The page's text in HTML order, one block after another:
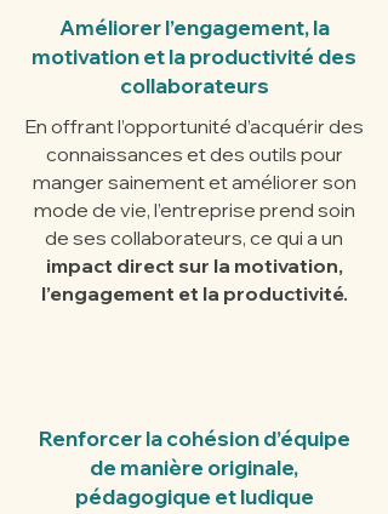
Améliorer l’engagement, la
motivation et la productivité des
collaborateurs
En offrant l’opportunité d’acquérir des
connaissances et des outils pour
manger sainement et améliorer son
mode de vie, l’entreprise prend soin
de ses collaborateurs, ce qui a un
impact direct sur la motivation,
l’engagement et la productivité.
Renforcer la cohésion d’équipe
de manière originale,
pédagogique et ludique